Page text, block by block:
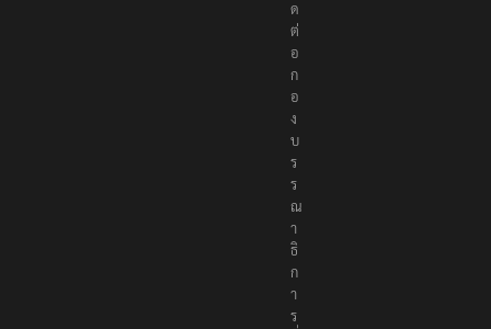
อ
ติ
ด
ต่
อ
ก
อ
ง
บ
ร
ร
ณ
า
ธิ
ก